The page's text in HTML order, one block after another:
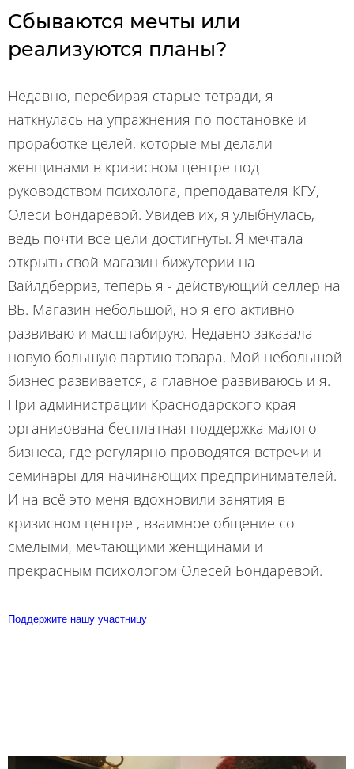
Сбываются мечты или
реализуются планы?
Недавно, перебирая старые тетради, я
наткнулась на упражнения по постановке и
проработке целей, которые мы делали
женщинами в кризисном центре под
руководством психолога, преподавателя КГУ,
Олеси Бондаревой. Увидев их, я улыбнулась,
ведь почти все цели достигнуты. Я мечтала
открыть свой магазин бижутерии на
Вайлдберриз, теперь я - действующий селлер на
ВБ. Магазин небольшой, но я его активно
развиваю и масштабирую. Недавно заказала
новую большую партию товара. Мой небольшой
бизнес развивается, а главное развиваюсь и я.
При администрации Краснодарского края
организована бесплатная поддержка малого
бизнеса, где регулярно проводятся встречи и
семинары для начинающих предпринимателей.
И на всё это меня вдохновили занятия в
кризисном центре , взаимное общение со
смелыми, мечтающими женщинами и
прекрасным психологом Олесей Бондаревой.
Поддержите нашу участницу